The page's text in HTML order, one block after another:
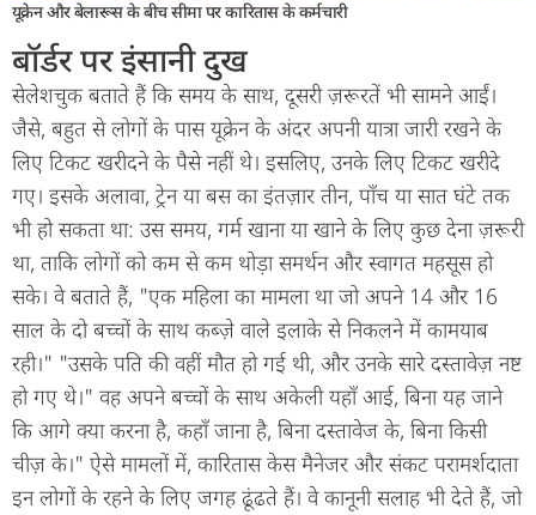
यूक्रेन और बेलारूस के बीच सीमा पर कारितास के कर्मचारी
बॉर्डर पर इंसानी दुख
सेलेशचुक बताते हैं कि समय के साथ, दूसरी ज़रूरतें भी सामने आईं।
जैसे, बहुत से लोगों के पास यूक्रेन के अंदर अपनी यात्रा जारी रखने के
लिए टिकट खरीदने के पैसे नहीं थे। इसलिए, उनके लिए टिकट खरीदे
गए। इसके अलावा, ट्रेन या बस का इंतज़ार तीन, पाँच या सात घंटे तक
भी हो सकता था: उस समय, गर्म खाना या खाने के लिए कुछ देना ज़रूरी
था, ताकि लोगों को कम से कम थोड़ा समर्थन और स्वागत महसूस हो
सके। वे बताते हैं, "एक महिला का मामला था जो अपने 14 और 16
साल के दो बच्चों के साथ कब्ज़े वाले इलाके से निकलने में कामयाब
रही।" "उसके पति की वहीं मौत हो गई थी, और उनके सारे दस्तावेज़ नष्ट
हो गए थे।" वह अपने बच्चों के साथ अकेली यहाँ आई, बिना यह जाने
कि आगे क्या करना है, कहाँ जाना है, बिना दस्तावेज के, बिना किसी
चीज़ के।" ऐसे मामलों में, कारितास केस मैनेजर और संकट परामर्शदाता
इन लोगों के रहने के लिए जगह ढूंढते हैं। वे कानूनी सलाह भी देते हैं, जो